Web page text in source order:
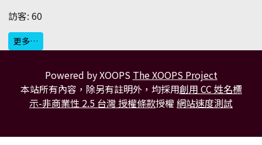
訪客: 60
更多…
Powered by XOOPS The XOOPS Project
本站所有內容，除另有註明外，均採用創用 CC 姓名標
示-非商業性 2.5 台灣 授權條款授權網站速度測試